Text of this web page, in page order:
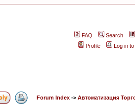
FAQ
Search
Profile
Log in
Forum Index -> Автоматизация